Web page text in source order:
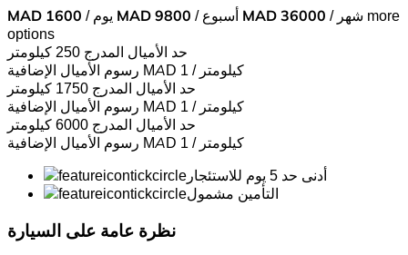
MAD 1600 / يوم MAD 9800 / أسبوع MAD 36000 / شهر more
options
حد الأميال المدرج 250 كيلومتر
رسوم الأميال الإضافية
MAD 1 / كيلومتر
حد الأميال المدرج 1750 كيلومتر
رسوم الأميال الإضافية
MAD 1 / كيلومتر
حد الأميال المدرج 6000 كيلومتر
رسوم الأميال الإضافية
MAD 1 / كيلومتر
أدنى حد 5 يوم للاستئجار
التأمين مشمول
نظرة عامة على السيارة